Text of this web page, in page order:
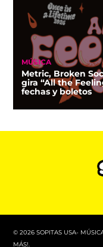
MÚSICA
Metric, Broken
gira “All the
fechas y boletos
© 2026 SOPITAS USA-
MÁS!.